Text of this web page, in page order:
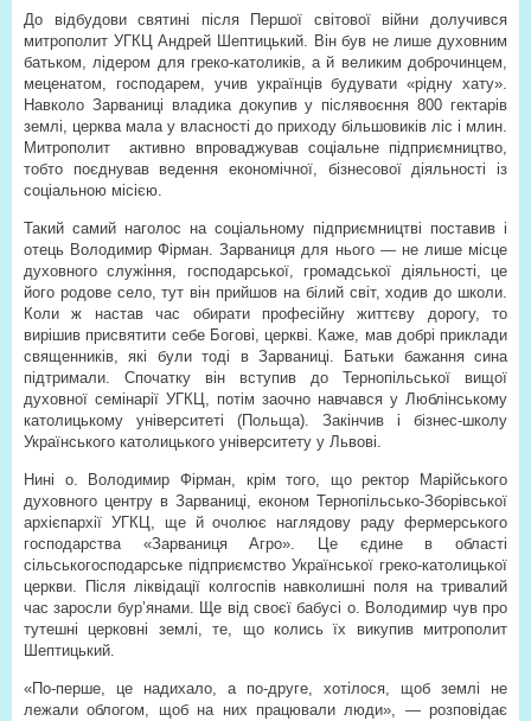
До відбудови святині після Першої світової війни долучився
митрополит УГКЦ Андрей Шептицький. Він був не лише духовним
батьком, лідером для греко-католиків, а й великим доброчинцем,
меценатом, господарем, учив українців будувати «рідну хату».
Навколо Зарваниці владика докупив у післявоєння 800 гектарів
землі, церква мала у власності до приходу більшовиків ліс і млин.
Митрополит
активно впроваджував соціальне підприємництво,
тобто поєднував ведення економічної, бізнесової діяльності із
соціальною місією.
Такий самий наголос на соціальному підприємництві поставив і
отець Володимир Фірман. Зарваниця для нього — не лише місце
духовного служіння, господарської, громадської діяльності, це
його родове село, тут він прийшов на білий світ, ходив до школи.
Коли ж настав час обирати професійну життєву дорогу, то
вирішив присвятити себе Богові, церкві. Каже, мав добрі приклади
священників, які були тоді в Зарваниці. Батьки бажання сина
підтримали. Спочатку він вступив до Тернопільської вищої
духовної семінарії УГКЦ, потім заочно навчався у Люблінському
католицькому університеті (Польща). Закінчив і бізнес-школу
Українського католицького університету у Львові.
Нині о. Володимир Фірман, крім того, що ректор Марійського
духовного центру в Зарваниці, економ Тернопільсько-Зборівської
архієпархії УГКЦ, ще й очолює наглядову раду фермерського
господарства «Зарваниця Агро». Це єдине в області
сільськогосподарське підприємство Української греко-католицької
церкви. Після ліквідації колгоспів навколишні поля на тривалий
час заросли бур’янами. Ще від своєї бабусі о. Володимир чув про
тутешні церковні землі, те, що колись їх викупив митрополит
Шептицький.
«По-перше, це надихало, а по-друге, хотілося, щоб землі не
лежали облогом, щоб на них працювали люди», — розповідає